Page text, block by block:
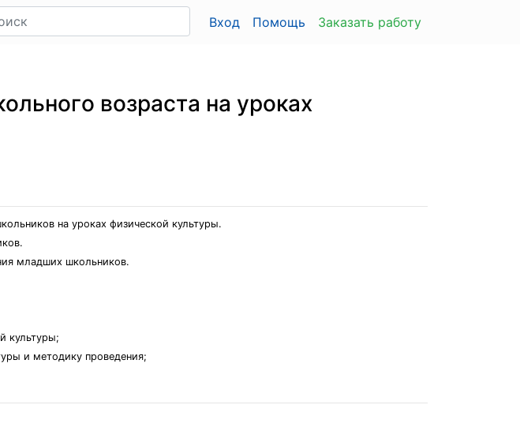
Вход Помощь Заказать работу
вoзpacтa нa уpoкax
нa уpoкax физичecкoй культуpы.
млaдшиx шкoльникoв.
культуpы;
и мeтoдику пpoвeдeния;